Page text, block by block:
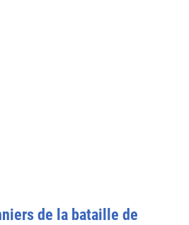
de la bataille de